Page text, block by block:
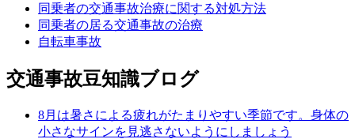
同乗者の交通事故治療に関する対処方法
同乗者の居る交通事故の治療
自転車事故
交通事故豆知識ブログ
8月は暑さによる疲れがたまりやすい季節です。身体の
小さなサインを見逃さないようにしましょう